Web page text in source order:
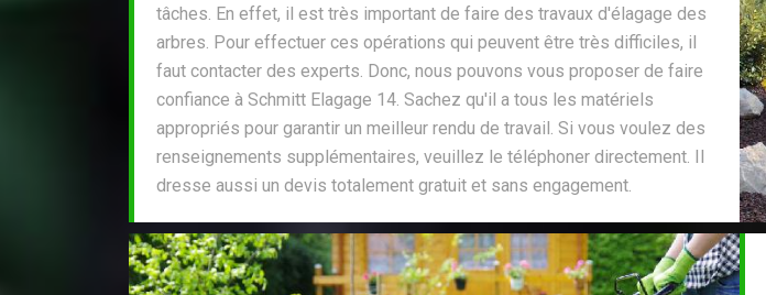
tâches. En effet, il est très important de faire des travaux d'élagage des
arbres. Pour effectuer ces opérations qui peuvent être très difficiles, il
faut contacter des experts. Donc, nous pouvons vous proposer de faire
confiance à Schmitt Elagage 14. Sachez qu'il a tous les matériels
appropriés pour garantir un meilleur rendu de travail. Si vous voulez des
renseignements supplémentaires, veuillez le téléphoner directement. Il
dresse aussi un devis totalement gratuit et sans engagement.